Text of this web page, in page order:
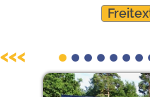
Ganzjährig
Hundefreundliche
<<<